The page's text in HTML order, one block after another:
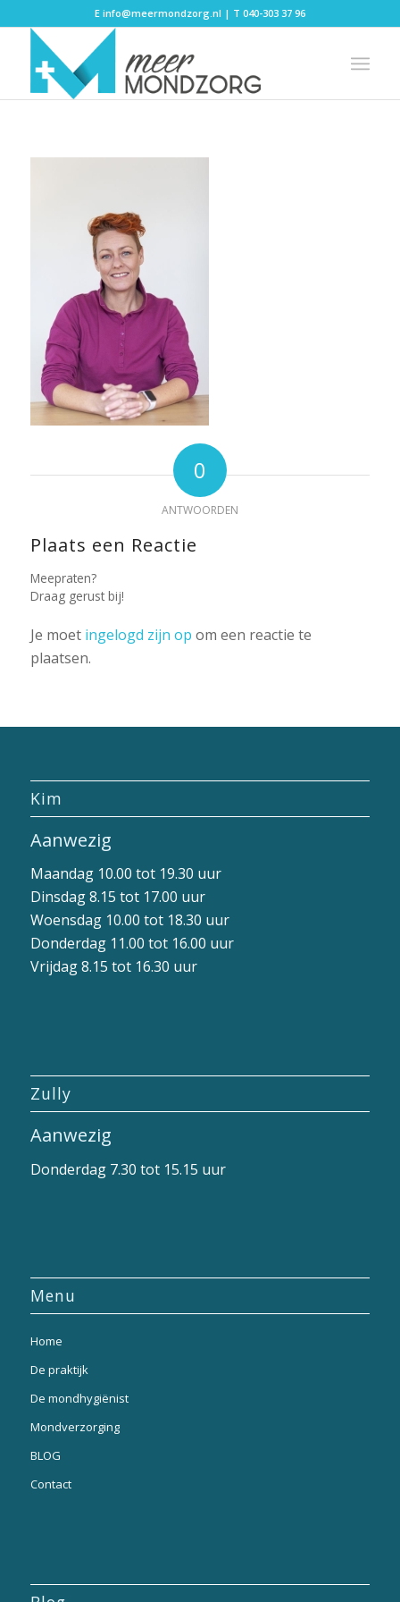
E info@meermondzorg.nl | T 040-303 37 96
0
ANTWOORDEN
Plaats een Reactie
Meepraten?
Draag gerust bij!
Je moet ingelogd zijn op om een reactie te
plaatsen.
Kim
Aanwezig
Maandag 10.00 tot 19.30 uur
Dinsdag 8.15 tot 17.00 uur
Woensdag 10.00 tot 18.30 uur
Donderdag 11.00 tot 16.00 uur
Vrijdag 8.15 tot 16.30 uur
Zully
Aanwezig
Donderdag 7.30 tot 15.15 uur
Menu
Home
De praktijk
De mondhygiënist
Mondverzorging
BLOG
Contact